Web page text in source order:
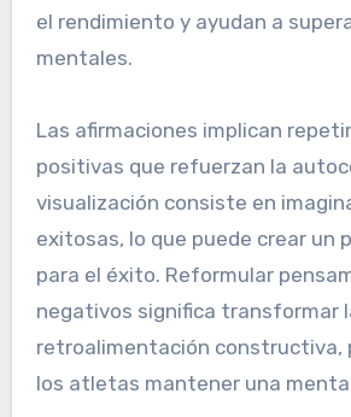
el rendimiento y ayudan a
mentales.
Las afirmaciones implican
positivas que refuerzan la
visualización consiste en
exitosas, lo que puede crear un
para el éxito. Reformular
negativos significa transformar
retroalimentación constructiva,
los atletas mantener una